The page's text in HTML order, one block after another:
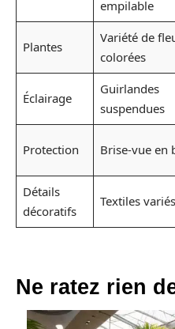
empilable
Plantes
Variété de
colorées
Éclairage
Guirlandes
suspendues
Protection Brise-vue en
Détails
décoratifs
Textiles variés
Ne ratez rien